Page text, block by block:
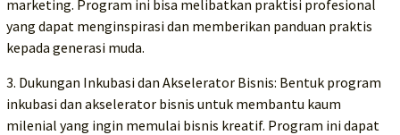
marketing. Program ini bisa melibatkan praktisi profesional
yang dapat menginspirasi dan memberikan panduan praktis
kepada generasi muda.
3. Dukungan Inkubasi dan Akselerator Bisnis: Bentuk program
inkubasi dan akselerator bisnis untuk membantu kaum
milenial yang ingin memulai bisnis kreatif. Program ini dapat